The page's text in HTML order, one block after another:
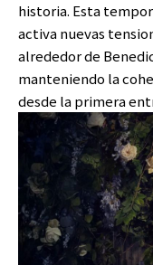
historia. Esta
activa nuevas
alrededor de
manteniendo la
desde la primera